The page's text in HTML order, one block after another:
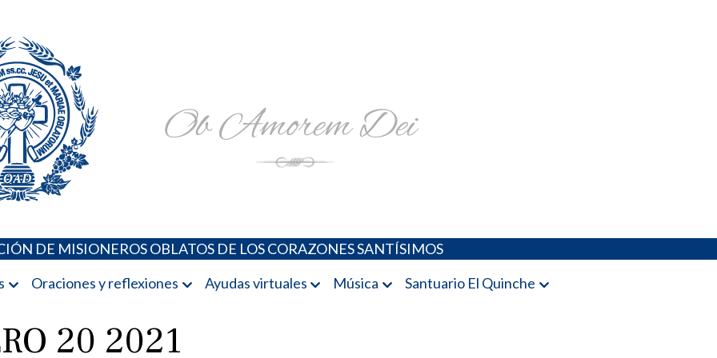
DE MISIONEROS OBLATOS DE LOS CORAZONES SANTÍSIMOS
Oraciones y reflexiones Ayudas virtuales Música Santuario El Quinche
20 2021